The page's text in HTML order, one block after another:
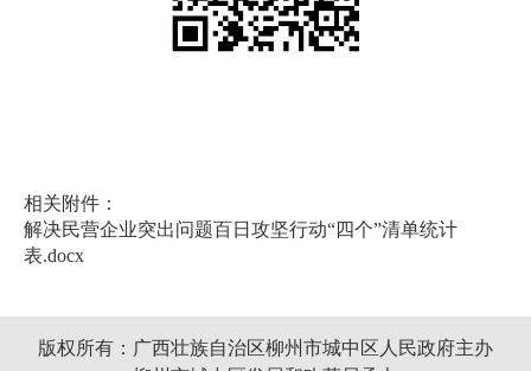
相关附件：
解决民营企业突出问题百日攻坚行动“四个”清单统计
表.docx
版权所有：广西壮族自治区柳州市城中区人民政府主办